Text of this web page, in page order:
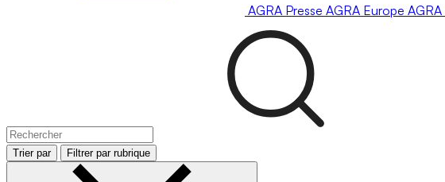
AGRA Presse AGRA Europe AGRA
Trier par Filtrer par rubrique